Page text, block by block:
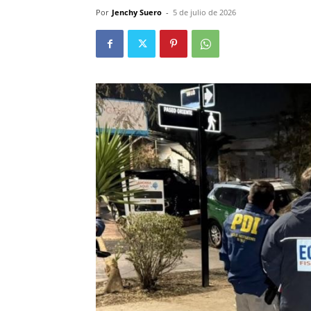
Por Jenchy Suero - 5 de julio de 2026